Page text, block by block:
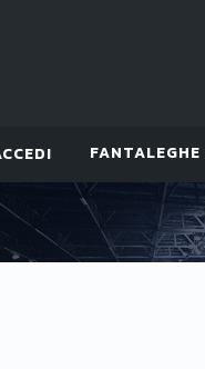
FANTALEGHE